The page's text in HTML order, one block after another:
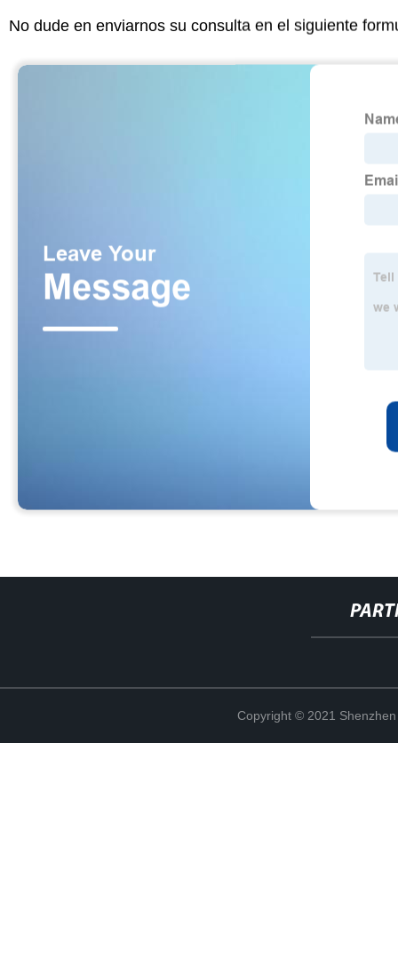
No dude en enviarnos su consulta en el siguiente
Copyright © 2021